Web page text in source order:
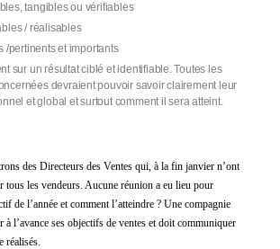
tangibles ou vérifiables
/ réalisables
/pertinents et importants
sur un résultat ciblé et identifiable. Toutes les
devraient pouvoir savoir clairementleur
et global et surtout comment il sera atteint.
des Directeurs des Ventes qui, à la fin janvier n’ont
tous les vendeurs. Aucune réunion a eu lieu pour
de l’année et comment l’atteindre ? Une compagnie
à l’avance ses objectifs de ventes et doit communiquer
réalisés.